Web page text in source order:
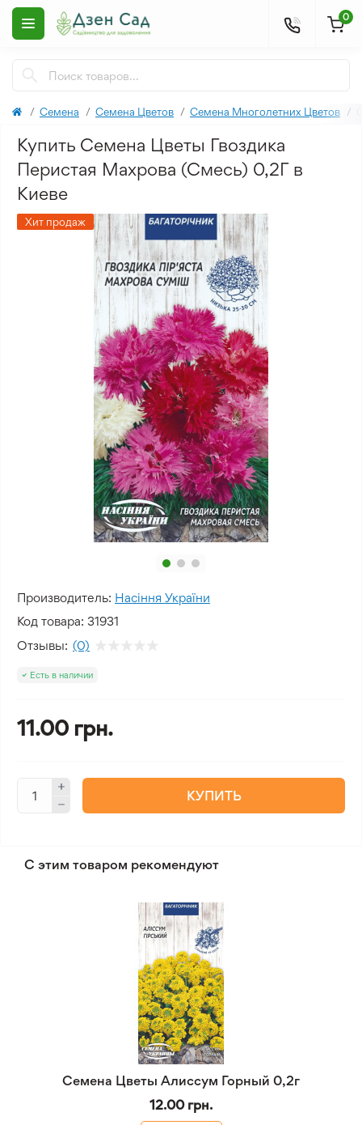
0
Семена Семена Цветов Семена Многолетних Цветов
Купить Семена Цветы Гвоздика
Перистая Махрова (Смесь) 0,2Г в
Киеве
Хит продаж
Производитель: Насіння України
Код товара: 31931
Отзывы: (0)
Есть в наличии
11.00 грн.
КУПИТЬ
С этим товаром рекомендуют
Семена Цветы Алиссум Горный 0,2г
12.00 грн.